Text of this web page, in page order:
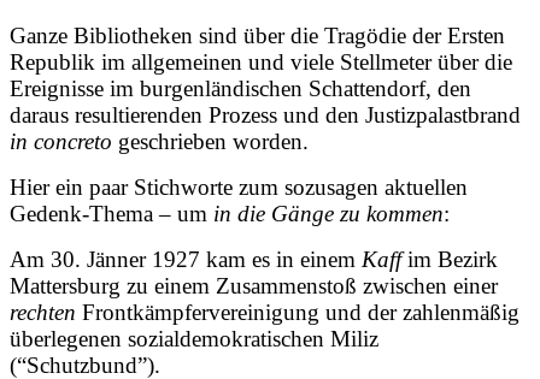
Ganze Bibliotheken sind über die Tragödie der Ersten
Republik im allgemeinen und viele Stellmeter über die
Ereignisse im burgenländischen Schattendorf, den
daraus resultierenden Prozess und den Justizpalastbrand
in concreto geschrieben worden.
Hier ein paar Stichworte zum sozusagen aktuellen
Gedenk-Thema – um in die Gänge zu kommen:
Am 30. Jänner 1927 kam es in einem Kaffim Bezirk
Mattersburg zu einem Zusammenstoß zwischen einer
rechten Frontkämpfervereinigung und der zahlenmäßig
überlegenen sozialdemokratischen Miliz
(“Schutzbund”).